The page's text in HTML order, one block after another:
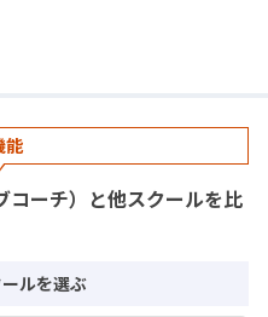
能
コーチ）と他スクールを比
ルを選ぶ